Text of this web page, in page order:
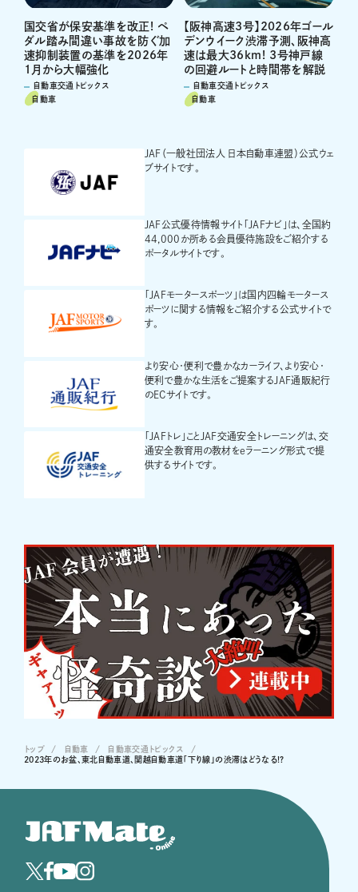
国交省が保安基準を改正! ペ
ダル踏み間違い事故を防ぐ加
速抑制装置の基準を2026年
1月から大幅強化
自動車交通トピックス
自動車
【阪神高速3号】2026年ゴール
デンウイーク渋滞予測、阪神高
速は最大36km! 3号神戸線
の回避ルートと時間帯を解説
自動車交通トピックス
自動車
JAF（一般社団法人 日本自動車連盟）公式ウェ
ブサイトです。
JAF公式優待情報サイト「JAFナビ」は、全国約
44,000か所ある会員優待施設をご紹介する
ポータルサイトです。
「JAFモータースポーツ」は国内四輪モータース
ポーツに関する情報をご紹介する公式サイトで
す。
より安心・便利で豊かなカーライフ、より安心・
便利で豊かな生活をご提案するJAF通販紀行
のECサイトです。
「JAFトレ」ことJAF交通安全トレーニングは、交
通安全教育用の教材をeラーニング形式で提
供するサイトです。
トップ 自動車
自動車交通トピックス
2023年のお盆、東北自動車道、関越自動車道「下り線」の渋滞はどうなる!?